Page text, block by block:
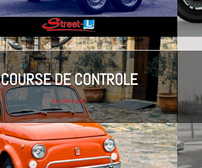
COURSE DE CONTROLE
en savoir plus